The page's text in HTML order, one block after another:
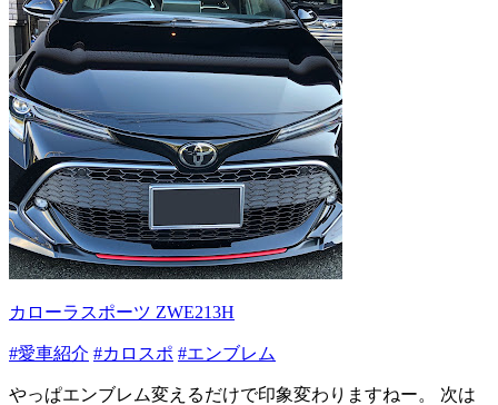
カローラスポーツ ZWE213H
#愛車紹介 #カロスポ #エンブレム
やっぱエンブレム変えるだけで印象変わりますねー。 次は